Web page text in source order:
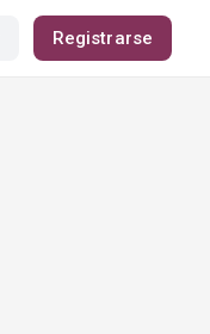
Registrarse